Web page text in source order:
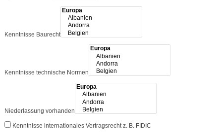
Kenntnisse Baurecht
Kenntnisse technische Normen
Niederlassung vorhanden
Kenntnisse internationales Vertragsrecht z. B. FIDIC